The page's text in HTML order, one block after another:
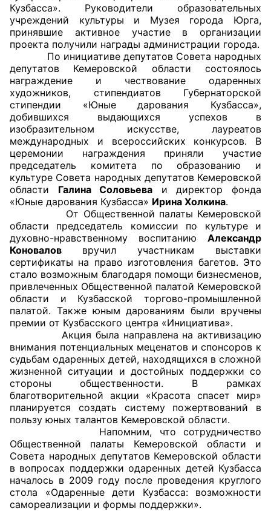
О Палате
Структура Палаты
Комиссии
Экспертный совет ОП КО
Совет ОП КО
Общественный штаб
Члены ОП КО
Документы ОП КО
Регламент ОП КО
Кодекс этики ОП КО
Положения
Соглашения
Рекомендации
Порядок работы ЦОН
Аппарат ОП КО
УСТАВ ГКУ “АППАРАТ ОП КО”
Доходы руководителя за 2024 г.
Кузбасса». Руководители образовательных
учреждений культуры и Музея города Юрга,
принявшие активное участие в организации
проекта получили награды администрации города.
По инициативе депутатов Совета народных
депутатов Кемеровской области состоялось
награждение и чествование одаренных
художников, стипендиатов Губернаторской
стипендии «Юные дарования Кузбасса»,
добившихся выдающихся успехов в
изобразительном искусстве, лауреатов
международных и всероссийских конкурсов. В
церемонии награждения приняли участие
председатель комитета по образованию и
культуре Совета народных депутатов Кемеровской
области Галина Соловьева и директор фонда
«Юные дарования Кузбасса» Ирина Холкина.
От Общественной палаты Кемеровской
области председатель комиссии по культуре и
духовно-нравственному воспитанию Александр
Коновалов вручил участникам выставки
сертификаты на право изготовления багетов. Это
стало возможным благодаря помощи бизнесменов,
привлеченных Общественной палатой Кемеровской
области и Кузбасской торгово-промышленной
палатой. Также юным дарованиям были вручены
премии от Кузбасского центра «Инициатива».
Акция была направлена на активизацию
внимания потенциальных меценатов и спонсоров к
судьбам одаренных детей, находящихся в сложной
жизненной ситуации и достойных поддержки со
стороны общественности. В рамках
благотворительной акции «Красота спасет мир»
планируется создать систему пожертвований в
пользу юных талантов Кемеровской области.
Напомним, что сотрудничество
Общественной палаты Кемеровской области и
Совета народных депутатов Кемеровской области
в вопросах поддержки одаренных детей Кузбасса
началось в 2009 году после проведения круглого
стола «Одаренные дети Кузбасса: возможности
самореализации и формы поддержки».